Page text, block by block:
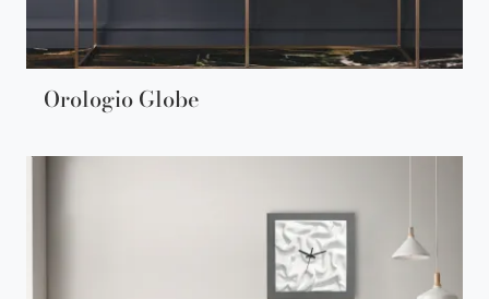
Orologio Globe